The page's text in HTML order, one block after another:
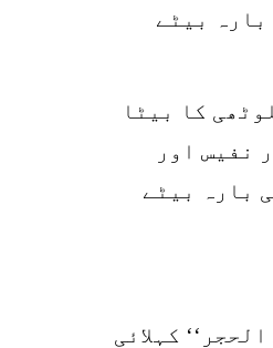
بیٹے
کا بیٹا
نفیس اور
بارہ بیٹے
کہلائی